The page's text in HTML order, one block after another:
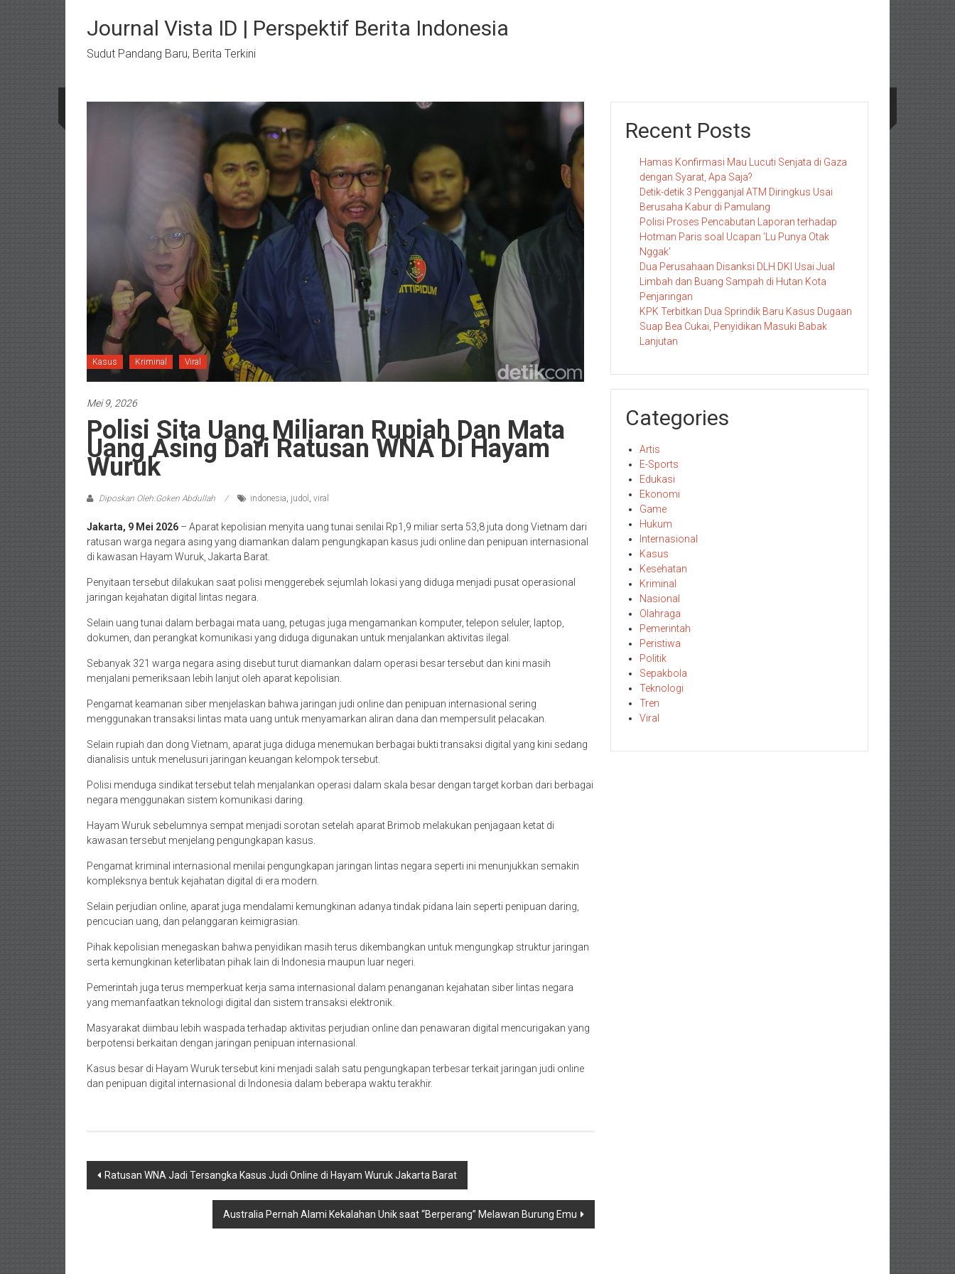
kontenJournal Vista ID | Perspektif Berita Indonesia
Sudut Pandang Baru, Berita Terkini
Kasus Kriminal Viral
Mei 9, 2026
Polisi Sita Uang Miliaran Rupiah Dan Mata
Uang Asing Dari Ratusan WNA Di Hayam
Wuruk
Diposkan Oleh:Goken Abdullah indonesia, judol , viral
Jakarta, 9 Mei 2026 – Aparat kepolisian menyita uang tunai senilai Rp1,9 miliar serta 53,8 juta dong Vietnam dari
ratusan warga negara asing yang diamankan dalam pengungkapan kasus judi online dan penipuan internasional
di kawasan Hayam Wuruk, Jakarta Barat.
Penyitaan tersebut dilakukan saat polisi menggerebek sejumlah lokasi yang diduga menjadi pusat operasional
jaringan kejahatan digital lintas negara.
Selain uang tunai dalam berbagai mata uang, petugas juga mengamankan komputer, telepon seluler, laptop,
dokumen, dan perangkat komunikasi yang diduga digunakan untuk menjalankan aktivitas ilegal.
Sebanyak 321 warga negara asing disebut turut diamankan dalam operasi besar tersebut dan kini masih
menjalani pemeriksaan lebih lanjut oleh aparat kepolisian.
Pengamat keamanan siber menjelaskan bahwa jaringan judi online dan penipuan internasional sering
menggunakan transaksi lintas mata uang untuk menyamarkan aliran dana dan mempersulit pelacakan.
Selain rupiah dan dong Vietnam, aparat juga diduga menemukan berbagai bukti transaksi digital yang kini sedang
dianalisis untuk menelusuri jaringan keuangan kelompok tersebut.
Polisi menduga sindikat tersebut telah menjalankan operasi dalam skala besar dengan target korban dari berbagai
negara menggunakan sistem komunikasi daring.
Hayam Wuruk sebelumnya sempat menjadi sorotan setelah aparat Brimob melakukan penjagaan ketat di
kawasan tersebut menjelang pengungkapan kasus.
Pengamat kriminal internasional menilai pengungkapan jaringan lintas negara seperti ini menunjukkan semakin
kompleksnya bentuk kejahatan digital di era modern.
Selain perjudian online, aparat juga mendalami kemungkinan adanya tindak pidana lain seperti penipuan daring,
pencucian uang, dan pelanggaran keimigrasian.
Pihak kepolisian menegaskan bahwa penyidikan masih terus dikembangkan untuk mengungkap struktur jaringan
serta kemungkinan keterlibatan pihak lain di Indonesia maupun luar negeri.
Pemerintah juga terus memperkuat kerja sama internasional dalam penanganan kejahatan siber lintas negara
yang memanfaatkan teknologi digital dan sistem transaksi elektronik.
Masyarakat diimbau lebih waspada terhadap aktivitas perjudian online dan penawaran digital mencurigakan yang
berpotensi berkaitan dengan jaringan penipuan internasional.
Kasus besar di Hayam Wuruk tersebut kini menjadi salah satu pengungkapan terbesar terkait jaringan judi online
dan penipuan digital internasional di Indonesia dalam beberapa waktu terakhir.
Navigasi
Ratusan WNA Jadi Tersangka Kasus Judi Online di Hayam Wuruk Jakarta Barat
Australia Pernah Alami Kekalahan Unik saat “Berperang” Melawan Burung Emu
Recent Posts
Hamas Konfirmasi Mau Lucuti Senjata di Gaza
dengan Syarat, Apa Saja?
Detik-detik 3 Pengganjal ATM Diringkus Usai
Berusaha Kabur di Pamulang
Polisi Proses Pencabutan Laporan terhadap
Hotman Paris soal Ucapan ‘Lu Punya Otak
Nggak’
Dua Perusahaan Disanksi DLH DKI Usai Jual
Limbah dan Buang Sampah di Hutan Kota
Penjaringan
KPK Terbitkan Dua Sprindik Baru Kasus Dugaan
Suap Bea Cukai, Penyidikan Masuki Babak
Lanjutan
Categories
Artis
E-Sports
Edukasi
Ekonomi
Game
Hukum
Internasional
Kasus
Kesehatan
Kriminal
Nasional
Olahraga
Pemerintah
Peristiwa
Politik
Sepakbola
Teknologi
Tren
Viral